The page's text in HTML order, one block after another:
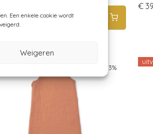
Een enkele cookie wordt
Weigeren
€
33%